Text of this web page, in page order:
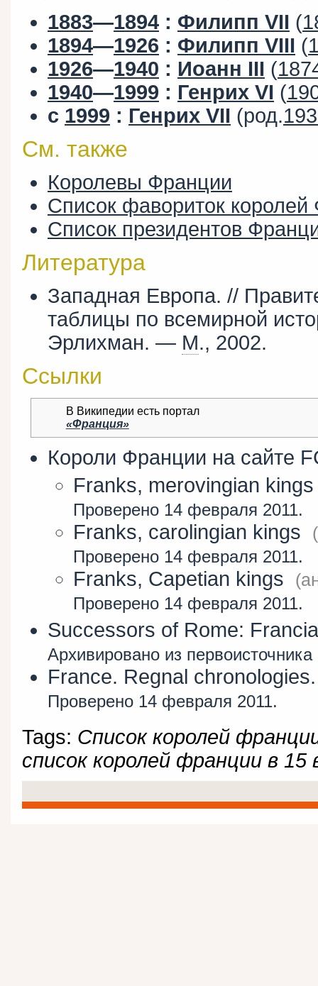
1883—1894 : Филипп VII (
1894—1926 : Филипп VIII (
1926—1940 : Иоанн III (
1940—1999 : Генрих VI (
с 1999 : Генрих VII (род.
См. также
Королевы Франции
Список фавориток
Список президентов
Литература
Западная Европа. //
таблицы по всемирной
Эрлихман. — М., 2002.
Ссылки
В Википедии есть портал
«Франция»
Короли Франции на сайте
Franks, merovingian
Проверено 14 февраля 2011.
Franks, carolingian kings
Проверено 14 февраля 2011.
Franks, Capetian kings
Проверено 14 февраля 2011.
Successors of Rome:
Архивировано из
France. Regnal
Проверено 14 февраля 2011.
Tags: Список королей
список королей франции в 15